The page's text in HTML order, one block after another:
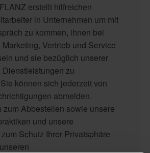
erstellt hilfreichen
in Unternehmen um mit
zu kommen, ihnen bei
Vertrieb und Service
und sie bezüglich unserer
Dienstleistungen zu
können sich jederzeit von
abmelden.
zum Abbestellen sowie unsere
und unsere
Schutz Ihrer Privatsphäre